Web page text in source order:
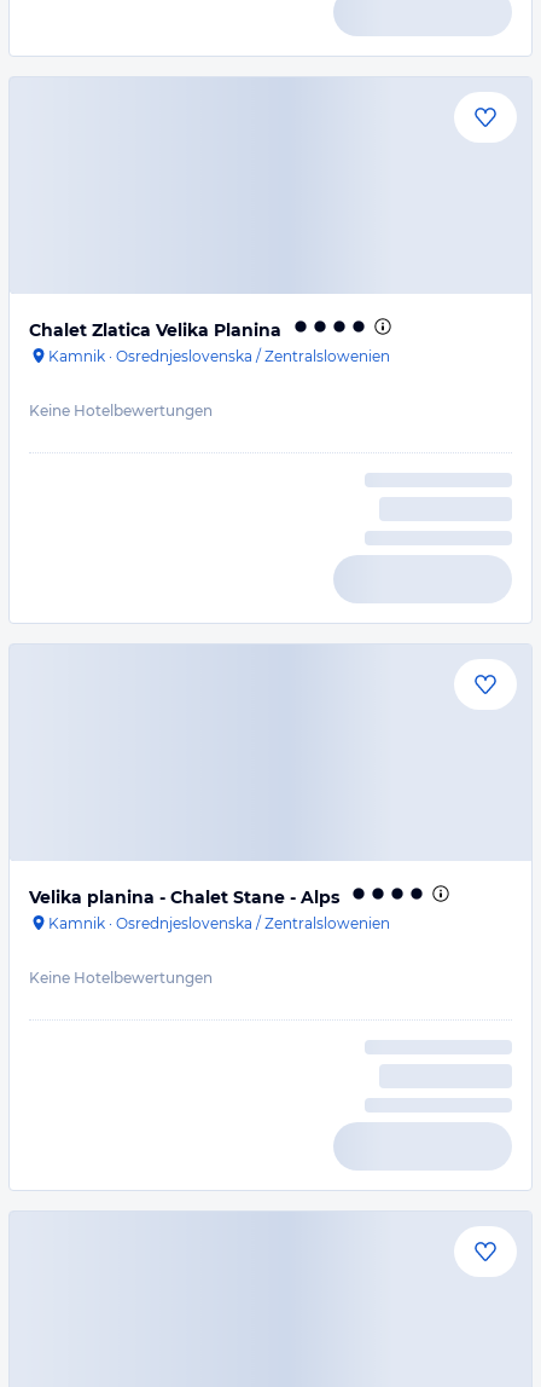
Chalet Zlatica Velika Planina
Kamnik · Osrednjeslovenska / Zentralslowenien
Keine Hotelbewertungen
Velika planina - Chalet Stane - Alps
Kamnik · Osrednjeslovenska / Zentralslowenien
Keine Hotelbewertungen